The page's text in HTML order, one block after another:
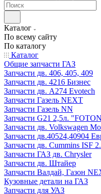
Каталог
По всему сайту
По каталогу
Каталог
Общие запчасти ГАЗ
Запчасти дв. 406, 405, 409
Запчасти дв. 4216 Бизнес
Запчасти дв. A274 Evotech
Запчасти Газель NEXT
Запчасти Газель NN
Запчасти G21 2,5л.
Запчасти дв. Volkswagen
Запчасти дв.40524,40904
Запчасти дв. Cummins ISF
Запчасти ГАЗ дв. Chrysler
Запчасти дв. Штайер
Запчасти Валдай, Газон
Кузовные детали на ГАЗ
Запчасти для УАЗ